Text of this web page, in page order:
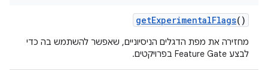
getExperimentalFlags()
מחזירה את מפת הדגלים הניסיוניים, שאפשר להשתמש בה כדי
לבצע Feature Gate בפרויקטים.